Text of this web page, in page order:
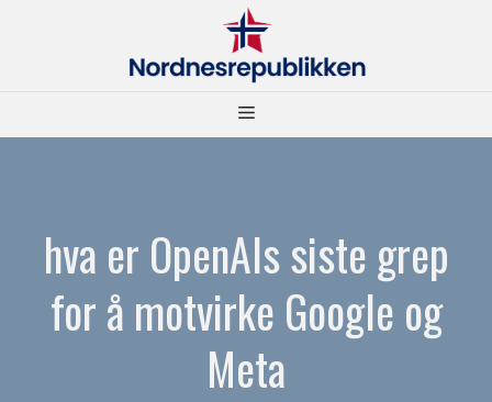
Meny
hva er OpenAIs siste grep
for å motvirke Google og
Meta